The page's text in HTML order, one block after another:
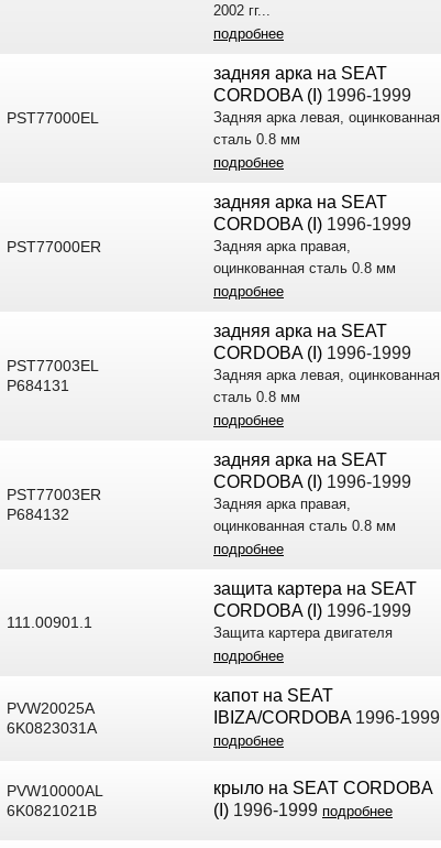
2002 гг...
подробнее
PST77000EL
задняя арка на SEAT
CORDOBA (I) 1996-1999
Задняя арка левая, оцинкованная
сталь 0.8 мм
подробнее
PST77000ER
задняя арка на SEAT
CORDOBA (I) 1996-1999
Задняя арка правая,
оцинкованная сталь 0.8 мм
подробнее
PST77003EL
P684131
задняя арка на SEAT
CORDOBA (I) 1996-1999
Задняя арка левая, оцинкованная
сталь 0.8 мм
подробнее
PST77003ER
P684132
задняя арка на SEAT
CORDOBA (I) 1996-1999
Задняя арка правая,
оцинкованная сталь 0.8 мм
подробнее
111.00901.1
защита картера на SEAT
CORDOBA (I) 1996-1999
Защита картера двигателя
подробнее
PVW20025A
6K0823031A
капот на SEAT
IBIZA/CORDOBA1996-1999
подробнее
PVW10000AL
6K0821021B
крыло на SEAT CORDOBA
(I) 1996-1999 подробнее